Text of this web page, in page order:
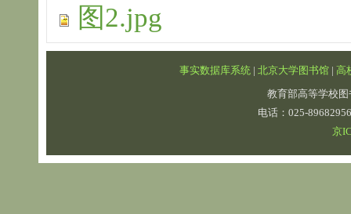
图2.jpg
事实数据库系统 | 北京大学图书馆| 高
教育部高等学校
电话：025-
京